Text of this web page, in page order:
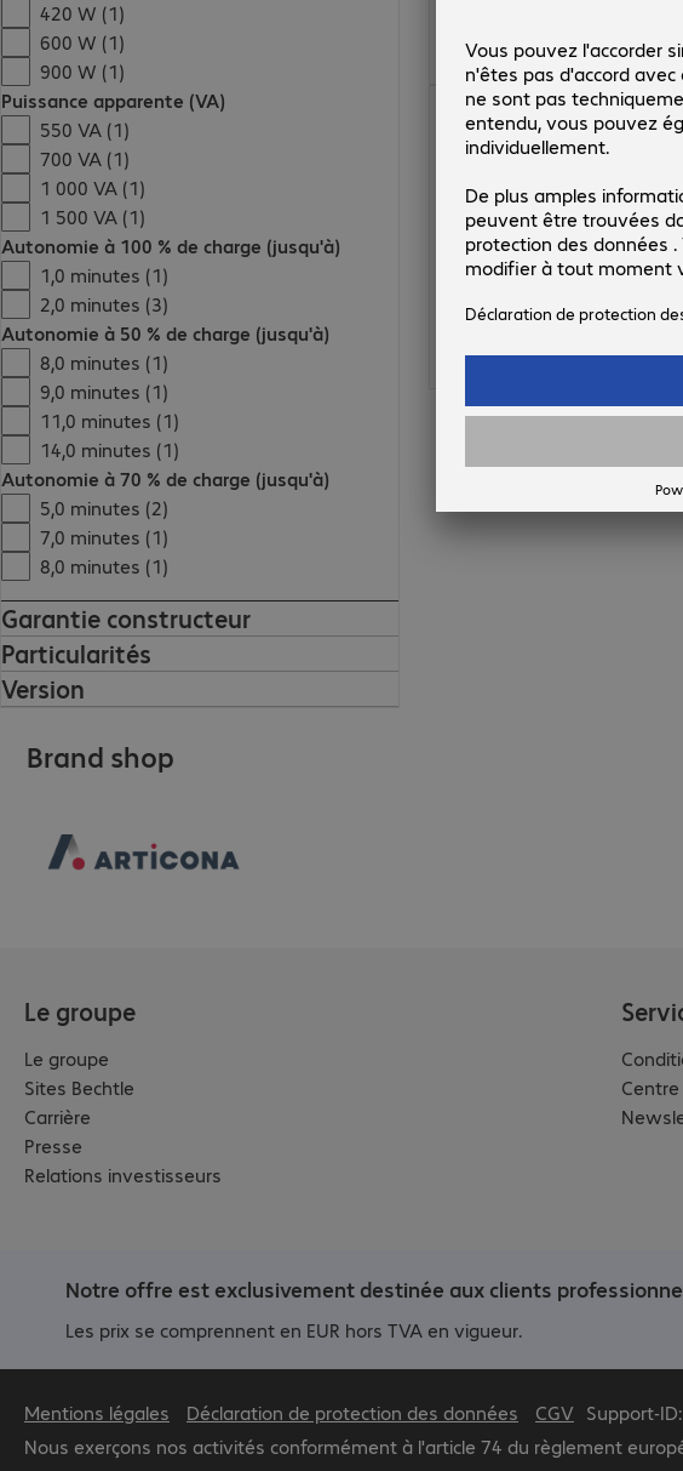
420 W (1)
600 W (1)
900 W (1)
Puissance apparente (VA)
550 VA (1)
700 VA (1)
1 000 VA (1)
1 500 VA (1)
Autonomie à 100 % de charge (jusqu'à)
1,0 minutes (1)
2,0 minutes (3)
Autonomie à 50 % de charge (jusqu'à)
8,0 minutes (1)
9,0 minutes (1)
11,0 minutes (1)
14,0 minutes (1)
Autonomie à 70 % de charge (jusqu'à)
5,0 minutes (2)
7,0 minutes (1)
8,0 minutes (1)
Garantie constructeur
Particularités
Version
106,99 €
Brand shop
Le groupe
Le groupe
Sites Bechtle
Carrière
Presse
Relations investisseurs
Notre offre est exclusivement destinée aux clients
Les prix se comprennent en EUR hors TVA en vigueur.
Mentions légales Déclaration de protection des données CGV Support-
Nous exerçons nos activités conformément à l'article 74 du règlement